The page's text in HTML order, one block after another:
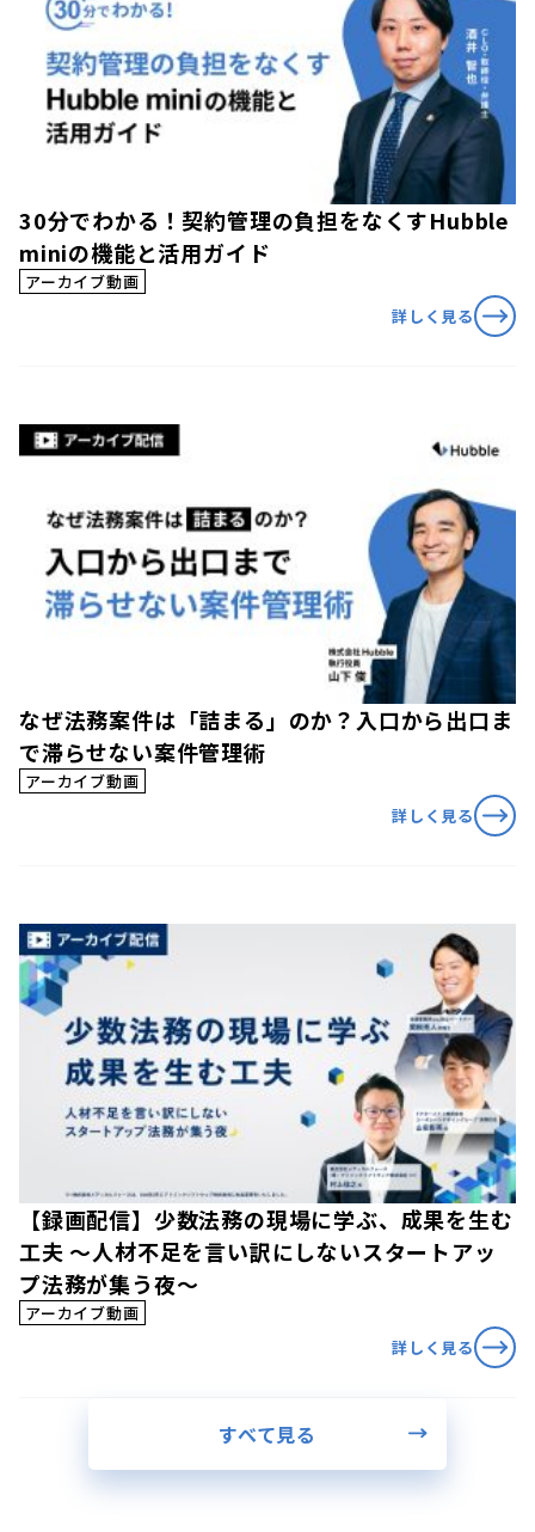
30分でわかる！契約管理の負担をなくすHubble
miniの機能と活用ガイド
アーカイブ動画
詳しく見る
なぜ法務案件は「詰まる」のか？入口から出口ま
で滞らせない案件管理術
アーカイブ動画
詳しく見る
【録画配信】少数法務の現場に学ぶ、成果を生む
工夫 〜人材不足を言い訳にしないスタートアッ
プ法務が集う夜〜
アーカイブ動画
詳しく見る
すべて見る